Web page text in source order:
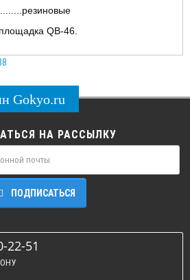
QB-46.
Gokyo.ru
НА РАССЫЛКУ
ПОДПИСАТЬСЯ
22-51